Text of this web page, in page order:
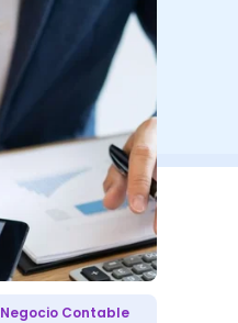
Negocio Contable